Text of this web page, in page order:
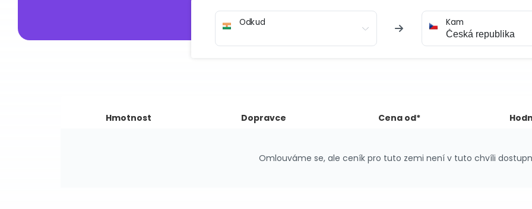
Odkud Kam
Hmotnost Dopravce Cena od*
Omlouváme se, ale ceník pro tuto zemi není v tuto chvíli